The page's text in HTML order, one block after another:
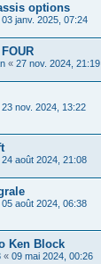
options
03 janv. 2025, 07:24
« 27 nov. 2024, 21:19
23 nov. 2024, 13:22
24 août 2024, 21:08
05 août 2024, 06:38
Ken Block
« 09 mai 2024, 00:26